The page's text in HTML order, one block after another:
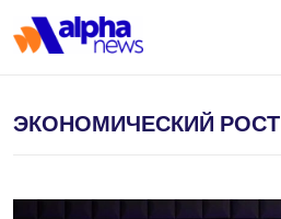
ЭКОНОМИЧЕСКИЙ РОСТ